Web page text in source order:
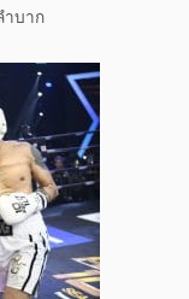
ำบาก